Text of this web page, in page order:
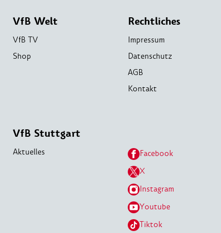
VfB Welt
VfB TV
Shop
Rechtliches
Impressum
Datenschutz
AGB
Kontakt
VfB Stuttgart
Aktuelles
Facebook
X
Instagram
Youtube
Tiktok